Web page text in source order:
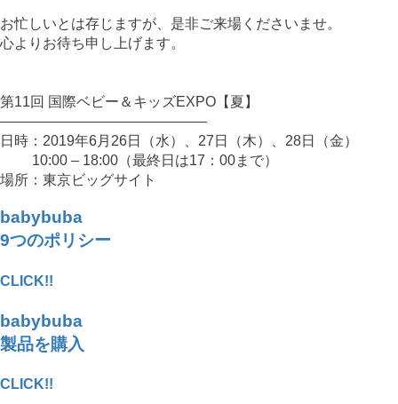
お忙しいとは存じますが、是非ご来場くださいませ。
心よりお待ち申し上げます。
第11回 国際ベビー＆キッズEXPO【夏】
——————————————–
日時：2019年6月26日（水）、27日（木）、28日（金）
10:00 – 18:00（最終日は17：00まで）
場所：東京ビッグサイト
babybuba
9つのポリシー
CLICK!!
babybuba
製品を購入
CLICK!!